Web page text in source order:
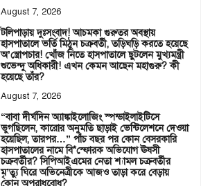
August 7, 2026
টলিপাড়ায় দুঃসংবাদ! আচমকা গুরুতর অবস্থায়
হাসপাতালে ভর্তি মিঠুন চক্রবর্তী, তড়িঘড়ি করতে হয়েছে
অ’স্ত্রোপচার! খোঁজ নিতে হাসপাতালে ছুটলেন মুখ্যমন্ত্রী
শুভেন্দু অধিকারী! এখন কেমন আছেন মহাগুরু? কী
হয়েছে তাঁর?
August 7, 2026
“বাবা দীর্ঘদিন অ্যাঙ্কাইলোজিং স্পন্ডাইলাইটিসে
ভুগছিলেন, কারোর অনুমতি ছাড়াই ভেন্টিলেশনে দেওয়া
হয়েছিল, তারপর…” পাঁচ বছর পর কোন বেসরকারি
হাসপাতালের নামে বি*স্ফোরক অভিযোগ ঊষসী
চক্রবর্তীর? সিপিআইএমের নেতা শ্যামল চক্রবর্তীর
মৃ’ত্যু ঘিরে অভিনেত্রীকে আজও তাড়া করে বেড়ায়
কোন অপরাধবোধ?